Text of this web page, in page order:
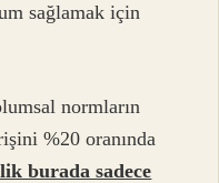
sağlamak için
normların
%20 oranında
burada sadece